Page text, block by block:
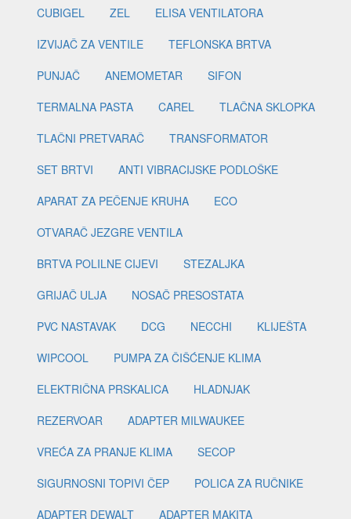
CUBIGEL
ZEL
ELISA VENTILATORA
IZVIJAČ ZA VENTILE
TEFLONSKA BRTVA
PUNJAČ
ANEMOMETAR
SIFON
TERMALNA PASTA
CAREL
TLAČNA SKLOPKA
TLAČNI PRETVARAČ
TRANSFORMATOR
SET BRTVI
ANTI VIBRACIJSKE PODLOŠKE
APARAT ZA PEČENJE KRUHA
ECO
OTVARAČ JEZGRE VENTILA
BRTVA POLILNE CIJEVI
STEZALJKA
GRIJAČ ULJA
NOSAČ PRESOSTATA
PVC NASTAVAK
DCG NECCHI
KLIJEŠTA
WIPCOOL
PUMPA ZA ČIŠĆENJE KLIMA
ELEKTRIČNA PRSKALICA
HLADNJAK
REZERVOAR
ADAPTER MILWAUKEE
VREĆA ZA PRANJE KLIMA
SECOP
SIGURNOSNI TOPIVI ČEP
POLICA ZA RUČNIKE
ADAPTER DEWALT
ADAPTER MAKITA